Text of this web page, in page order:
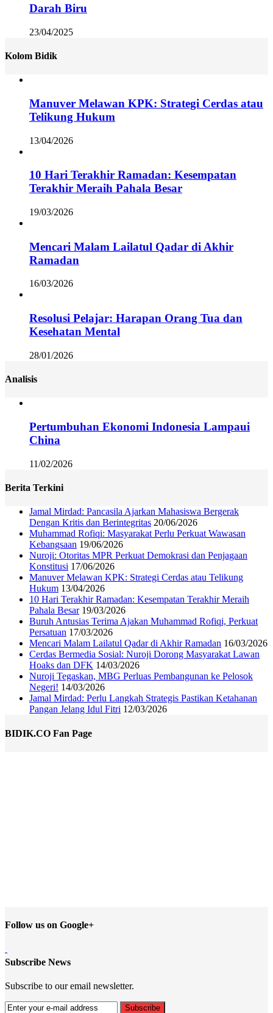
Darah Biru
23/04/2025
Kolom Bidik
Manuver Melawan KPK: Strategi Cerdas atau
Telikung Hukum
13/04/2026
10 Hari Terakhir Ramadan: Kesempatan
Terakhir Meraih Pahala Besar
19/03/2026
Mencari Malam Lailatul Qadar di Akhir
Ramadan
16/03/2026
Resolusi Pelajar: Harapan Orang Tua dan
Kesehatan Mental
28/01/2026
Analisis
Pertumbuhan Ekonomi Indonesia Lampaui
China
11/02/2026
Berita Terkini
Jamal Mirdad: Pancasila Ajarkan Mahasiswa Bergerak
Dengan Kritis dan Berintegritas 20/06/2026
Muhammad Rofiqi: Masyarakat Perlu Perkuat Wawasan
Kebangsaan 19/06/2026
Nuroji: Otoritas MPR Perkuat Demokrasi dan Penjagaan
Konstitusi 17/06/2026
Manuver Melawan KPK: Strategi Cerdas atau Telikung
Hukum 13/04/2026
10 Hari Terakhir Ramadan: Kesempatan Terakhir Meraih
Pahala Besar 19/03/2026
Buruh Antusias Terima Ajakan Muhammad Rofiqi, Perkuat
Persatuan 17/03/2026
Mencari Malam Lailatul Qadar di Akhir Ramadan 16/03/2026
Cerdas Bermedia Sosial: Nuroji Dorong Masyarakat Lawan
Hoaks dan DFK 14/03/2026
Nuroji Tegaskan, MBG Perluas Pembangunan ke Pelosok
Negeri! 14/03/2026
Jamal Mirdad: Perlu Langkah Strategis Pastikan Ketahanan
Pangan Jelang Idul Fitri 12/03/2026
BIDIK.CO Fan Page
Follow us on Google+
Subscribe News
Subscribe to our email newsletter.